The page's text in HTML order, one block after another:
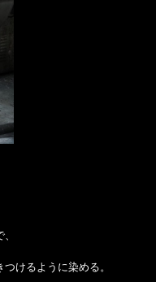
けるように染める。